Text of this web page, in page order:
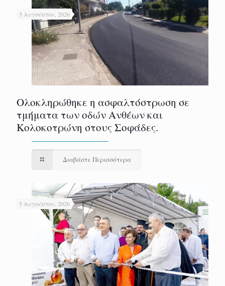
5 Αυγούστου, 2026
Ολοκληρώθηκε η ασφαλτόστρωση σε
τμήματα των οδών Ανθέων και
Κολοκοτρώνη στους Σοφάδες.
Διαβάστε Περισσότερα
5 Αυγούστου, 2026